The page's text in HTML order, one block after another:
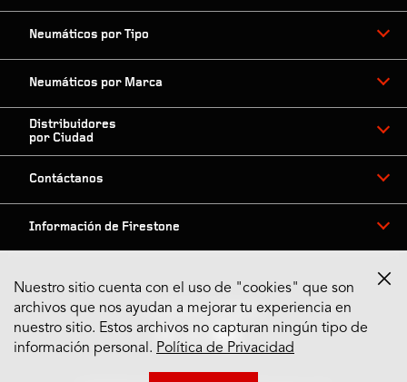
Neumáticos por Tipo
Neumáticos por Marca
Distribuidores
por Ciudad
Contáctanos
Información de Firestone
Síguenos en Redes
Nuestro sitio cuenta con el uso de "cookies" que son
archivos que nos ayudan a mejorar tu experiencia en
nuestro sitio. Estos archivos no capturan ningún tipo de
información personal. Política de Privacidad